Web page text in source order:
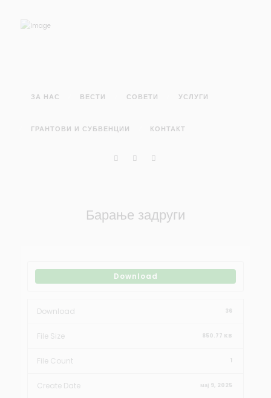
ЗА НАС ВЕСТИ СОВЕТИ УСЛУГИ
ГРАНТОВИ И СУБВЕНЦИИ КОНТАКТ
Барање задруги
Download
Download 36
File Size 850.77 KB
File Count 1
Create Date мај 9, 2025